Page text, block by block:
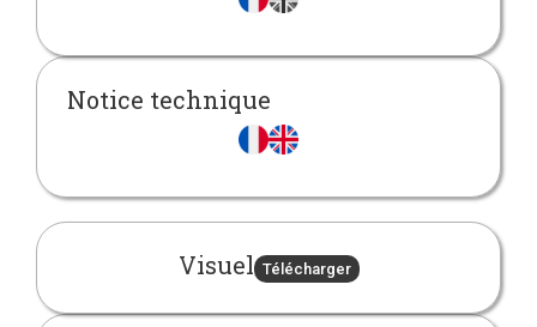
Notice technique
Visuel Télécharger